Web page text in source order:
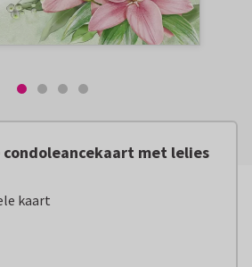
condoleancekaart met lelies
kaart